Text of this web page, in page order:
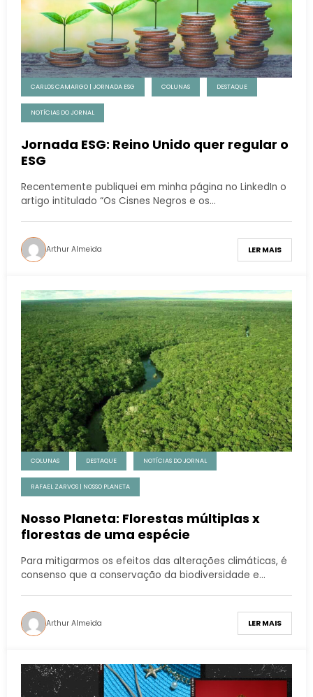
CARLOS CAMARGO | JORNADA ESG COLUNAS DESTAQUE
NOTÍCIAS DO JORNAL
Jornada ESG: Reino Unido quer regular o
ESG
Recentemente publiquei em minha página no LinkedIn o
artigo intitulado “Os Cisnes Negros e os…
Arthur Almeida LER MAIS
COLUNAS DESTAQUE NOTÍCIAS DO JORNAL
RAFAEL ZARVOS | NOSSO PLANETA
Nosso Planeta: Florestas múltiplas x
florestas de uma espécie
Para mitigarmos os efeitos das alterações climáticas, é
consenso que a conservação da biodiversidade e…
Arthur Almeida LER MAIS